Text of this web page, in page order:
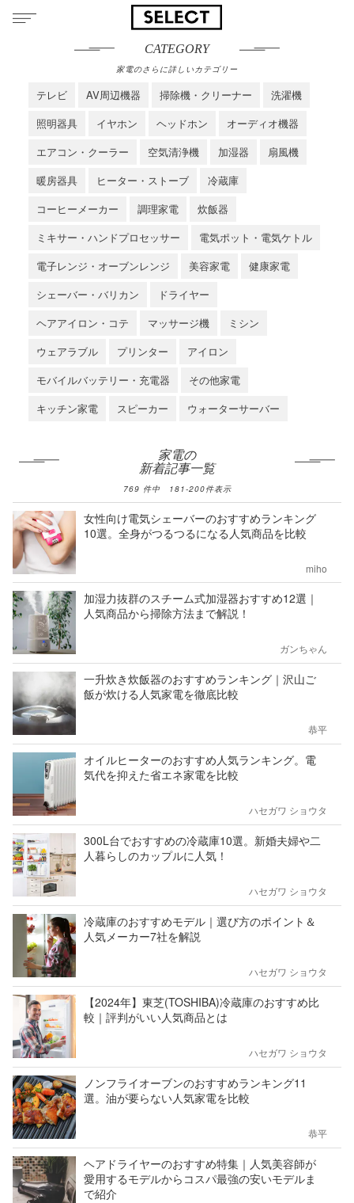
CATEGORY
家電のさらに詳しいカテゴリー
テレビ AV周辺機器 掃除機・クリーナー
洗濯機
照明器具
イヤホン ヘッドホン
オーディオ機器
エアコン・クーラー
空気清浄機 加湿器
扇風機
暖房器具
ヒーター・ストーブ
冷蔵庫
コーヒーメーカー
調理家電
炊飯器
ミキサー・ハンドプロセッサー
電気ポット・電気ケトル
電子レンジ・オーブンレンジ
美容家電
健康家電
シェーバー・バリカン
ドライヤー
ヘアアイロン・コテ
マッサージ機
ミシン
ウェアラブル
プリンター
アイロン
モバイルバッテリー・充電器
その他家電
キッチン家電
スピーカー ウォーターサーバー
家電の
新着記事一覧
769 件中 181-200件表示
女性向け電気シェーバーのおすすめランキング
10選。全身がつるつるになる人気商品を比較
miho
加湿力抜群のスチーム式加湿器おすすめ12選｜
人気商品から掃除方法まで解説！
ガンちゃん
一升炊き炊飯器のおすすめランキング｜沢山ご
飯が炊ける人気家電を徹底比較
恭平
オイルヒーターのおすすめ人気ランキング。電
気代を抑えた省エネ家電を比較
ハセガワ ショウタ
300L台でおすすめの冷蔵庫10選。新婚夫婦や二
人暮らしのカップルに人気！
ハセガワ ショウタ
冷蔵庫のおすすめモデル｜選び方のポイント＆
人気メーカー7社を解説
ハセガワ ショウタ
【2024年】東芝(TOSHIBA)冷蔵庫のおすすめ比
較｜評判がいい人気商品とは
ハセガワ ショウタ
ノンフライオーブンのおすすめランキング11
選。油が要らない人気家電を比較
恭平
ヘアドライヤーのおすすめ特集｜人気美容師が
愛用するモデルからコスパ最強の安いモデルま
で紹介